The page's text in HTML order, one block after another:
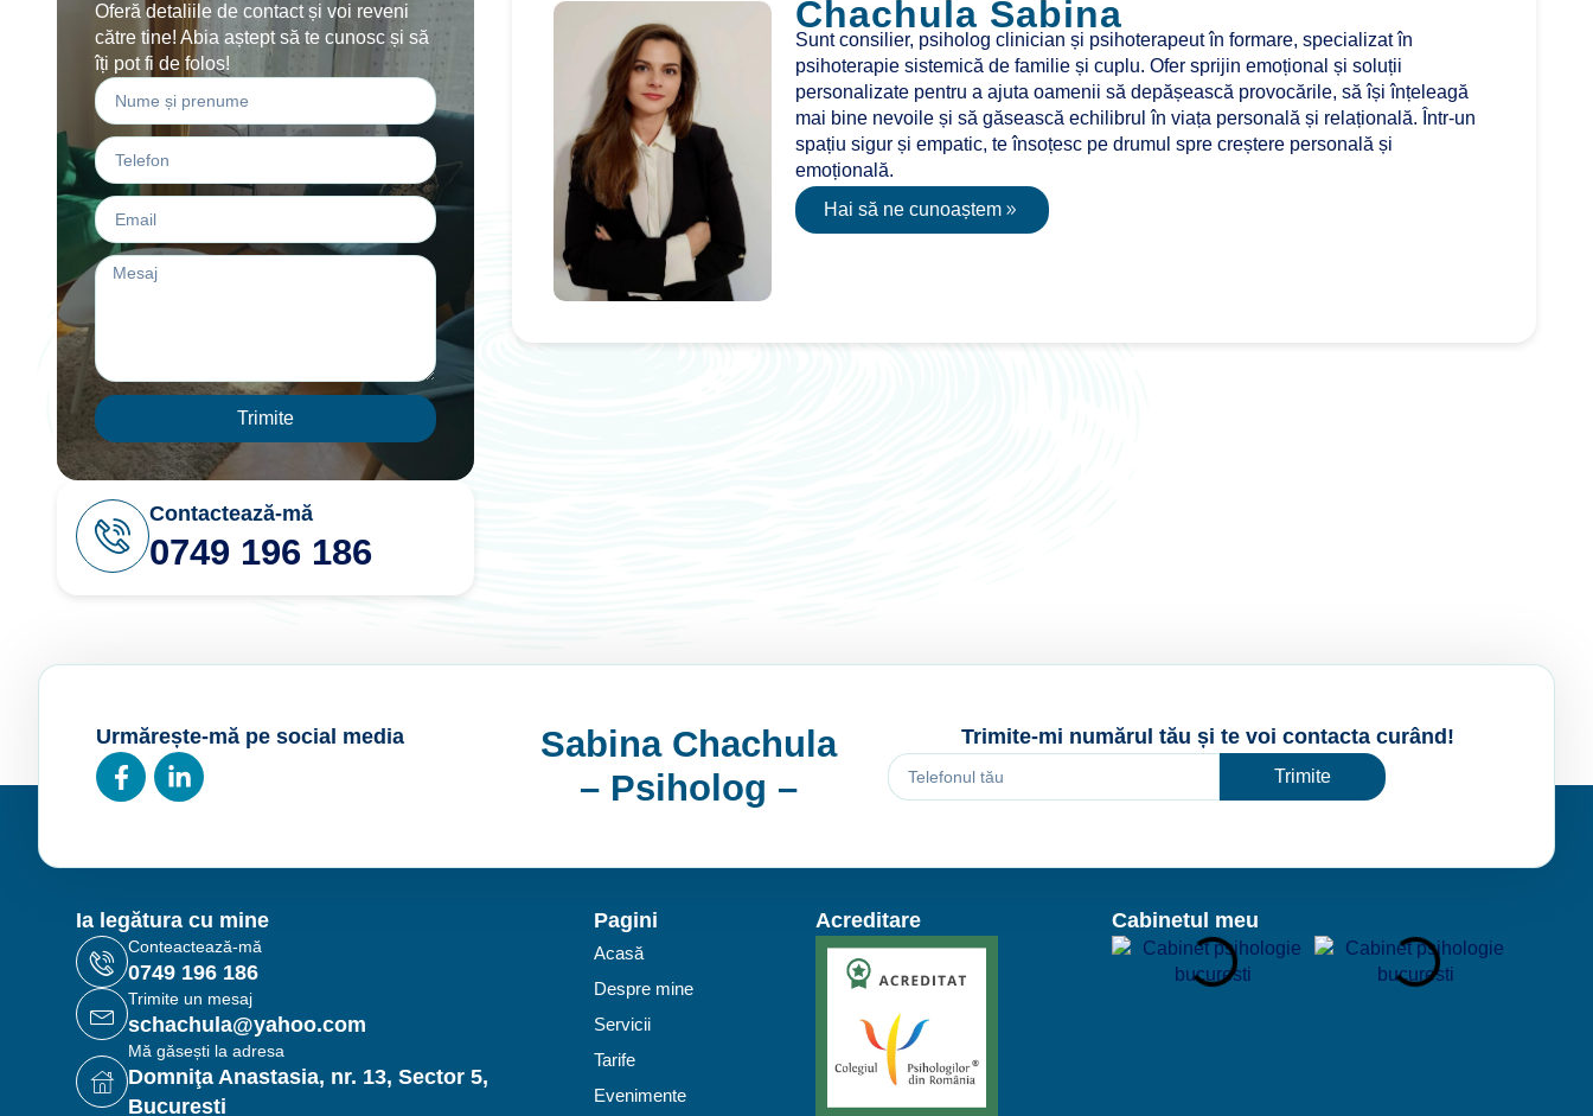
Oferă detaliile de contact și voi reveni
către tine! Abia aștept să te cunosc și să
îți pot fi de folos!
Trimite
Contactează-mă
0749 196 186
Chachula Sabina
Sunt consilier, psiholog clinician și psihoterapeut în formare, specializat în
psihoterapie sistemică de familie și cuplu. Ofer sprijin emoțional și soluții
personalizate pentru a ajuta oamenii să depășească provocările, să își înțeleagă
mai bine nevoile și să găsească echilibrul în viața personală și relațională. Într-un
spațiu sigur și empatic, te însoțesc pe drumul spre creștere personală și
emoțională.
Hai să ne cunoaștem
Urmărește-mă pe social media
Sabina Chachula
– Psiholog –
Trimite-mi numărul tău și te voi contacta curând!
Trimite
Ia legătura cu mine
Conteactează-mă
0749 196 186
Trimite un mesaj
schachula@yahoo.com
Mă găsești la adresa
Domniţa Anastasia, nr. 13, Sector 5,
Bucuresti
Pagini
Acasă
Despre mine
Servicii
Tarife
Evenimente
Acreditare Cabinetul meu